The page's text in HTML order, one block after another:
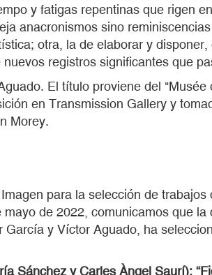
y fatigas repentinas que rigen
anacronismos sino
otra, la de elaborar y
registros significantes que
El título proviene del
en Transmission Gallery y
Morey.
para la selección de
de 2022, comunicamos que
y Víctor Aguado, ha
Sánchez y Carles Àngel Saurí):